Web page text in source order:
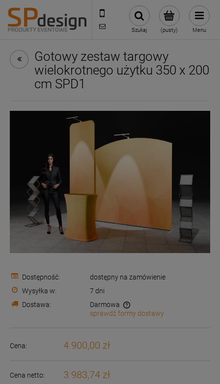
221002030
sklep@reklamydrukarnia.pl
(pusty)
Szukaj Menu
Gotowy zestaw targowy
wielokrotnego użytku 350 x 200
cm SPD1
Dostępność:
dostępny na zamówienie
Wysyłka w:
7 dni
Dostawa:
Darmowa
Cena nie zawiera ewentualnych kosztów płatności
sprawdź formy dostawy
Cena: 4 900,00 zł
Cena netto: 3 983,74 zł